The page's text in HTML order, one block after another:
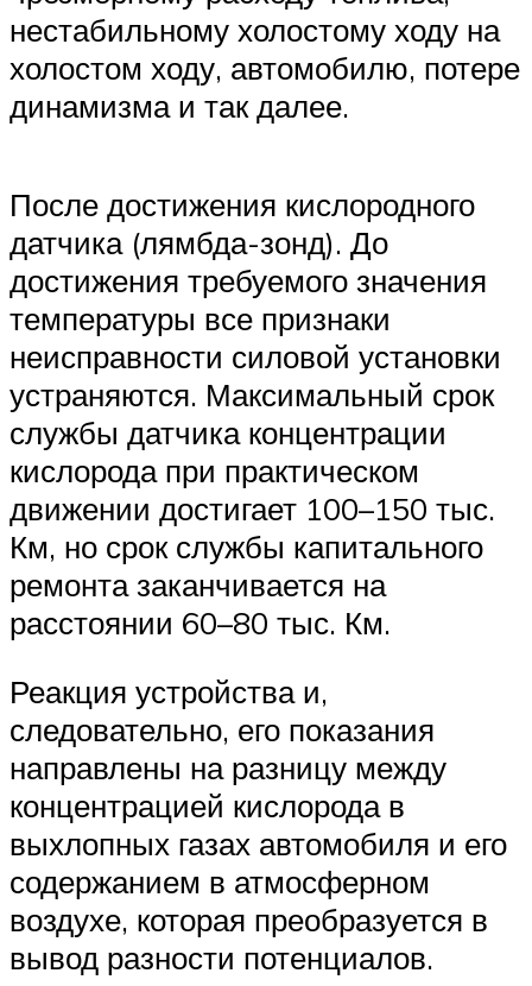
нестабильному холостому ходу на
холостом ходу, автомобилю, потере
динамизма и так далее.
После достижения кислородного
датчика (лямбда-зонд). До
достижения требуемого значения
температуры все признаки
неисправности силовой установки
устраняются. Максимальный срок
службы датчика концентрации
кислорода при практическом
движении достигает 100–150 тыс.
Км, но срок службы капитального
ремонта заканчивается на
расстоянии 60–80 тыс. Км.
Реакция устройства и,
следовательно, его показания
направлены на разницу между
концентрацией кислорода в
выхлопных газах автомобиля и его
содержанием в атмосферном
воздухе, которая преобразуется в
вывод разности потенциалов.